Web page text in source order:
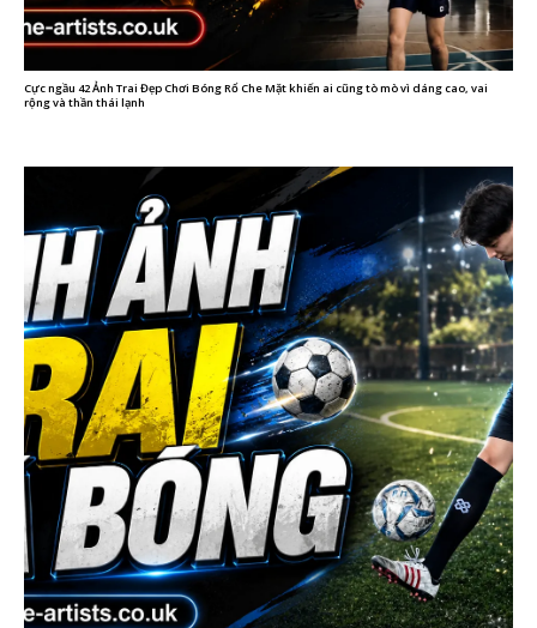
Cực ngầu 42 Ảnh Trai Đẹp Chơi Bóng Rổ Che Mặt khiến ai cũng tò mò vì dáng cao, vai
rộng và thần thái lạnh